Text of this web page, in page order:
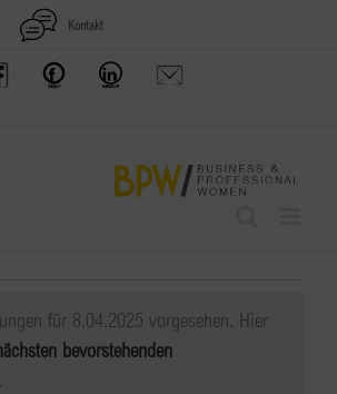
Kontakt
Offenes
Frauennetzwerk
BPW
Gruppe
Anfrage
schicken
für 8.04.2025 vorgesehen. Hier
bevorstehenden
.